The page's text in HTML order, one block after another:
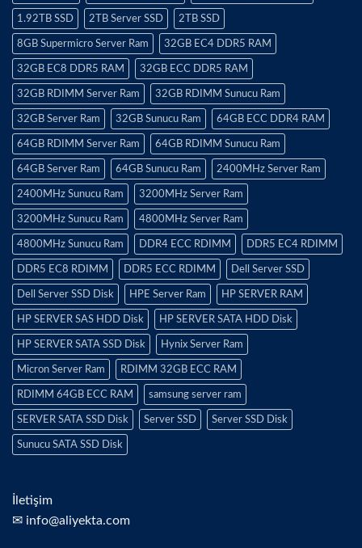
1.92TB SSD 2TB Server SSD 2TB SSD
8GB Supermicro Server Ram 32GB EC4 DDR5 RAM
32GB EC8 DDR5 RAM 32GB ECC DDR5 RAM
32GB RDIMM Server Ram 32GB RDIMM Sunucu Ram
32GB Server Ram 32GB Sunucu Ram 64GB ECC DDR4 RAM
64GB RDIMM Server Ram 64GB RDIMM Sunucu Ram
64GB Server Ram 64GB Sunucu Ram 2400MHz Server Ram
2400MHz Sunucu Ram 3200MHz Server Ram
3200MHz Sunucu Ram 4800MHz Server Ram
4800MHz Sunucu Ram DDR4 ECC RDIMM DDR5 EC4 RDIMM
DDR5 EC8 RDIMM DDR5 ECC RDIMM Dell Server SSD
Dell Server SSD Disk HPE Server Ram HP SERVER RAM
HP SERVER SAS HDD Disk HP SERVER SATA HDD Disk
HP SERVER SATA SSD Disk Hynix Server Ram
Micron Server Ram RDIMM 32GB ECC RAM
RDIMM 64GB ECC RAM samsung server ram
SERVER SATA SSD Disk Server SSD Server SSD Disk
Sunucu SATA SSD Disk
İletişim
✉ info@aliyekta.com